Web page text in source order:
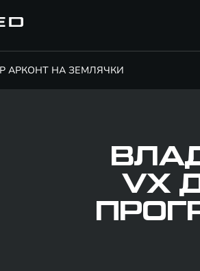
АРКОНТ НА ЗЕМЛЯЧКИ
VX